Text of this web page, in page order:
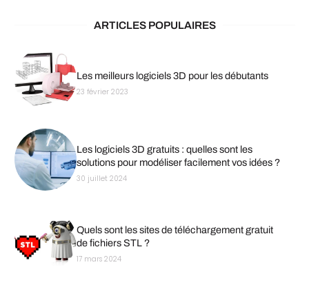
ARTICLES POPULAIRES
Les meilleurs logiciels 3D pour les débutants
23 février 2023
Les logiciels 3D gratuits : quelles sont les
solutions pour modéliser facilement vos idées ?
30 juillet 2024
Quels sont les sites de téléchargement gratuit
de fichiers STL ?
17 mars 2024